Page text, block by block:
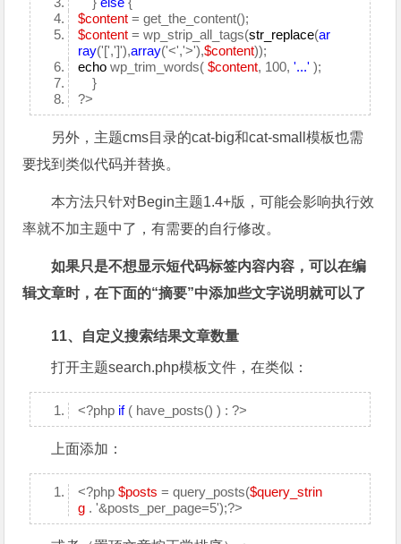
$content = get_the_content();
$content = wp_strip_all_tags(str_replace(ar
ray('[',']'),array('<','>'),$content));
echo wp_trim_words($content, 100,'...' );
}
?>
另外，主题cms目录的cat-big和cat-small模板也需
要找到类似代码并替换。
本方法只针对Begin主题1.4+版，可能会影响执行效
率就不加主题中了，有需要的自行修改。
如果只是不想显示短代码标签内容内容，可以在编
辑文章时，在下面的“摘要”中添加些文字说明就可以了
11、自定义搜索结果文章数量
打开主题search.php模板文件，在类似：
<?php if( have_posts() ) : ?>
上面添加：
<?php$posts = query_posts($query_strin
g . '&posts_per_page=5');?>